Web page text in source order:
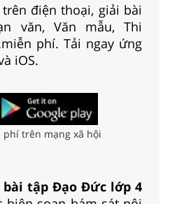
điện thoại, giải bài
văn, Văn mẫu, Thi
phí. Tải ngay ứng
iOS.
trên mạng xã hội
bài tập Đạo Đức lớp 4